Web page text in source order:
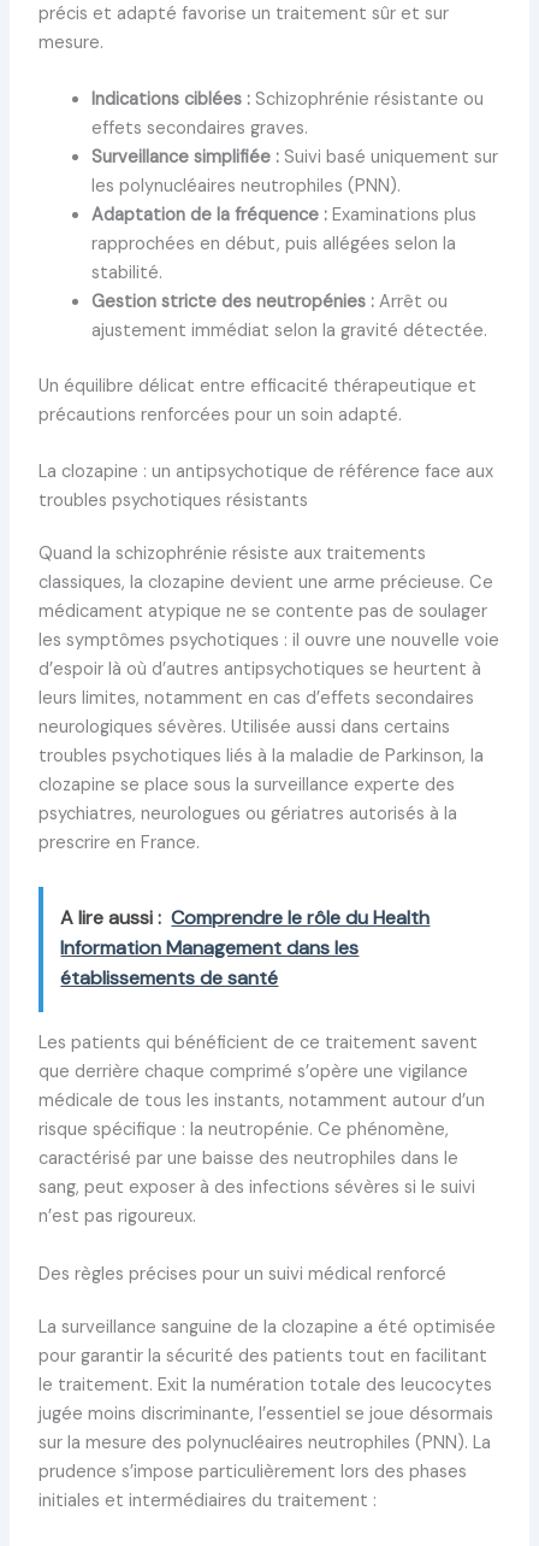
précis et adapté favorise un traitement sûr et sur
mesure.
Indications ciblées :Schizophrénie résistante ou
effets secondaires graves.
Surveillance simplifiée :Suivi basé uniquement sur
les polynucléaires neutrophiles (PNN).
Adaptation de la fréquence :Examinations plus
rapprochées en début, puis allégées selon la
stabilité.
Gestion stricte des neutropénies :Arrêt ou
ajustement immédiat selon la gravité détectée.
Un équilibre délicat entre efficacité thérapeutique et
précautions renforcées pour un soin adapté.
La clozapine : un antipsychotique de référence face aux
troubles psychotiques résistants
Quand la schizophrénie résiste aux traitements
classiques, la clozapine devient une arme précieuse. Ce
médicament atypique ne se contente pas de soulager
les symptômes psychotiques : il ouvre une nouvelle voie
d’espoir là où d’autres antipsychotiques se heurtent à
leurs limites, notamment en cas d’effets secondaires
neurologiques sévères. Utilisée aussi dans certains
troubles psychotiques liés à la maladie de Parkinson, la
clozapine se place sous la surveillance experte des
psychiatres, neurologues ou gériatres autorisés à la
prescrire en France.
A lire aussi : Comprendre le rôle du Health
Information Management dans les
établissements de santé
Les patients qui bénéficient de ce traitement savent
que derrière chaque comprimé s’opère une vigilance
médicale de tous les instants, notamment autour d’un
risque spécifique : la neutropénie. Ce phénomène,
caractérisé par une baisse des neutrophiles dans le
sang, peut exposer à des infections sévères si le suivi
n’est pas rigoureux.
Des règles précises pour un suivi médical renforcé
La surveillance sanguine de la clozapine a été optimisée
pour garantir la sécurité des patients tout en facilitant
le traitement. Exit la numération totale des leucocytes
jugée moins discriminante, l’essentiel se joue désormais
sur la mesure des polynucléaires neutrophiles (PNN). La
prudence s’impose particulièrement lors des phases
initiales et intermédiaires du traitement :